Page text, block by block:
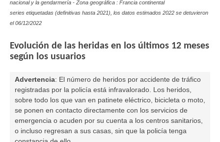
nacional y la gendarmería - Zona geográfica : Francia continental
series etiquetadas (definitivas hasta 2021), los datos estimados 2022 se detuvieron
el 06/12/2022
Evolución de las heridas en los últimos 12 meses
según los usuarios
Advertencia: El número de heridos por accidente de tráfico
registradas por la policía está infravalorado. Los heridos,
sobre todo los que van en patinete eléctrico , bicicleta o moto,
se ponen en contacto directamente con los servicios de
emergencia o acuden por su cuenta a los centros sanitarios,
o incluso regresan a sus casas, sin que la policía tenga